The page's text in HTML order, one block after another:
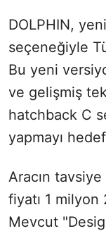
DOLPHIN,
seçeneğiyle
Bu yeni
ve gelişmiş
hatchback C
yapmayı
Aracın
fiyatı 1
Mevcut